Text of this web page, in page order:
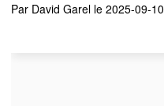
Par David Garel le 2025-09-10